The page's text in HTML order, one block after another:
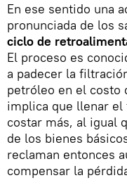
En ese sentido una
pronunciada de los
ciclo de
El proceso es
a padecer la
petróleo en el costo
implica que llenar el
costar más, al igual
de los bienes
reclaman entonces
compensar la